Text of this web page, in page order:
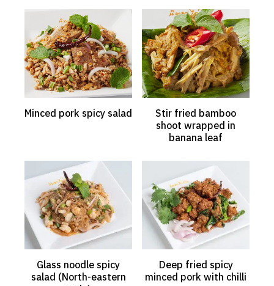
for:
Search
Minced pork spicy salad
Stir fried bamboo
shoot wrapped in
banana leaf
Glass noodle spicy
salad (North-eastern
Deep fried spicy
minced pork with chilli